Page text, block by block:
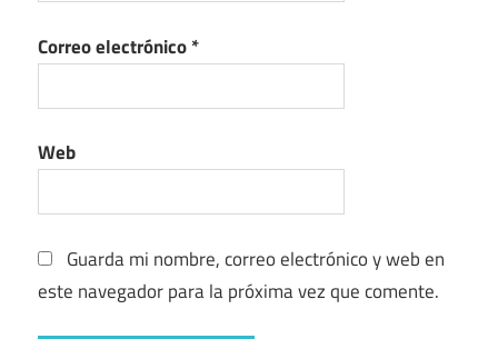
Correo electrónico*
Web
Guarda mi nombre, correo electrónico y web en
este navegador para la próxima vez que comente.